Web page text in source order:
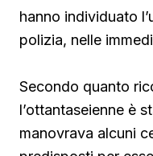
hanno individuato
polizia, nelle
Secondo quanto
l’ottantaseienne è
manovrava alcuni